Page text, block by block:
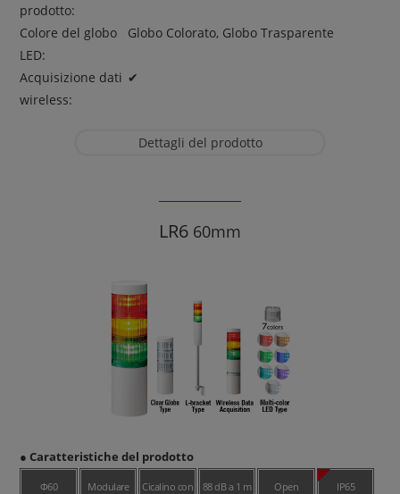
prodotto:
Colore del globo
LED:
Globo Colorato, Globo Trasparente
Acquisizione dati
wireless:
✔︎
Dettagli del prodotto
LR6 60mm
● Caratteristiche del prodotto
Φ60 Modulare Cicalino con 88 dB a 1 m Open IP65